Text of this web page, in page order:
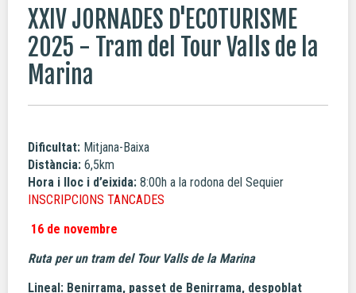
XXIV JORNADES D'ECOTURISME
2025 - Tram del Tour Valls de la
Marina
Dificultat: Mitjana-Baixa
Distància: 6,5km
Hora i lloc i d’eixida: 8:00h a la rodona del Sequier
INSCRIPCIONS TANCADES
16 de novembre
Ruta per un tram del Tour Valls de la Marina
Lineal: Benirrama, passet de Benirrama, despoblat